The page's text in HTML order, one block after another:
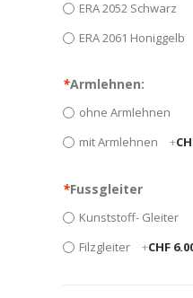
ERA 2052 Schwarz
ERA 2061 Honiggelb
*Armlehnen:
ohne Armlehnen
mit Armlehnen
+
*Fussgleiter
Kunststoff- Gleiter
Filzgleiter
+CHF